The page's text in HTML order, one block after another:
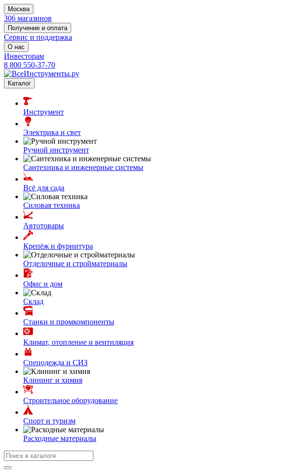
Москва
306 магазинов
Получение и оплата
Сервис и поддержка
О нас
Инвесторам
8 800 550-37-70
Каталог
Инструмент
Электрика и свет
Ручной инструмент
Сантехника и инженерные системы
Всё для сада
Силовая техника
Автотовары
Крепёж и фурнитура
Отделочные и стройматериалы
Офис и дом
Склад
Станки и промкомпоненты
Климат, отопление и вентиляция
Спецодежда и СИЗ
Клининг и химия
Строительное оборудование
Спорт и туризм
Расходные материалы